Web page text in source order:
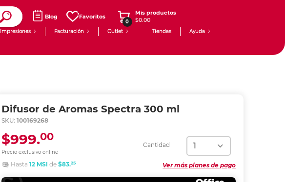
Blog Favoritos
0
Mis productos
$0.00
Impresiones Facturación Outlet Tiendas Ayuda
Difusor de Aromas Spectra 300 ml
SKU: 100169268
Cantidad
Precio exclusivo online
$999.00
Ver más planes de pago
Hasta 12 MSI de $83.25